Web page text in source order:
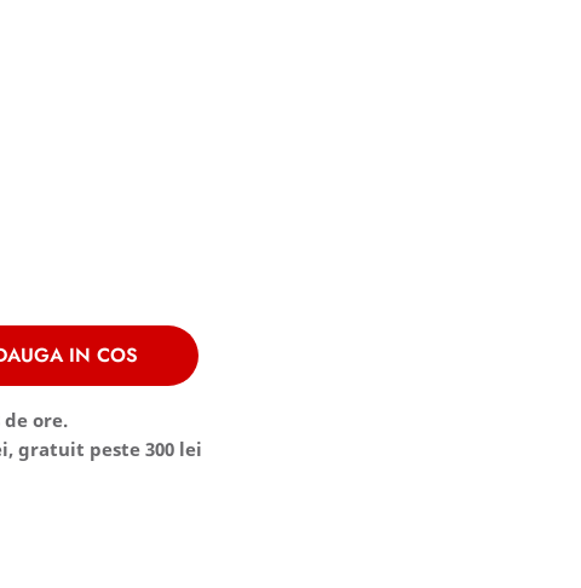
IN COS
ore.
gratuit peste 300 lei